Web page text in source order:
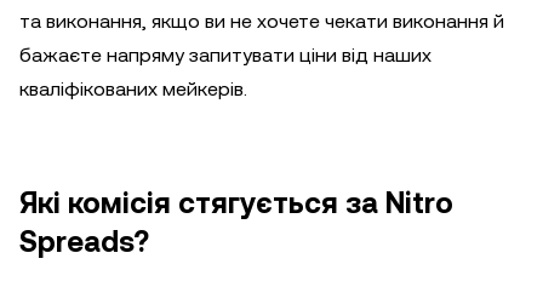
та виконання, якщо ви не хочете чекати виконання й
бажаєте напряму запитувати ціни від наших
кваліфікованих мейкерів.
Які комісія стягується за Nitro
Spreads?